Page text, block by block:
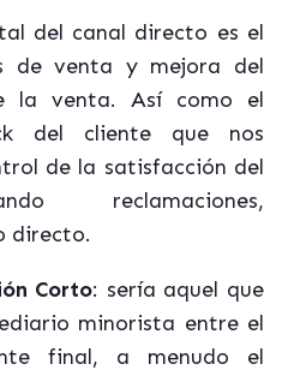
del canal directo es el
de venta y mejora del
la venta. Así como el
del cliente que nos
de la satisfacción del
reclamaciones,
directo.
Corto: sería aquel que
minorista entre el
final, a menudo el